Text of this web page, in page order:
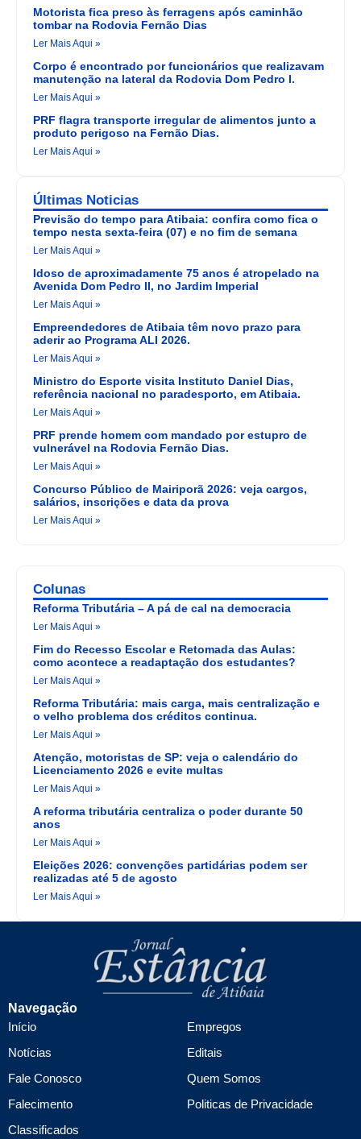
Motorista fica preso às ferragens após caminhão
tombar na Rodovia Fernão Dias
Ler Mais Aqui »
Corpo é encontrado por funcionários que realizavam
manutenção na lateral da Rodovia Dom Pedro I.
Ler Mais Aqui »
PRF flagra transporte irregular de alimentos junto a
produto perigoso na Fernão Dias.
Ler Mais Aqui »
Últimas Noticias
Previsão do tempo para Atibaia: confira como fica o
tempo nesta sexta-feira (07) e no fim de semana
Ler Mais Aqui »
Idoso de aproximadamente 75 anos é atropelado na
Avenida Dom Pedro II, no Jardim Imperial
Ler Mais Aqui »
Empreendedores de Atibaia têm novo prazo para
aderir ao Programa ALI 2026.
Ler Mais Aqui »
Ministro do Esporte visita Instituto Daniel Dias,
referência nacional no paradesporto, em Atibaia.
Ler Mais Aqui »
PRF prende homem com mandado por estupro de
vulnerável na Rodovia Fernão Dias.
Ler Mais Aqui »
Concurso Público de Mairiporã 2026: veja cargos,
salários, inscrições e data da prova
Ler Mais Aqui »
Colunas
Reforma Tributária – A pá de cal na democracia
Ler Mais Aqui »
Fim do Recesso Escolar e Retomada das Aulas:
como acontece a readaptação dos estudantes?
Ler Mais Aqui »
Reforma Tributária: mais carga, mais centralização e
o velho problema dos créditos continua.
Ler Mais Aqui »
Atenção, motoristas de SP: veja o calendário do
Licenciamento 2026 e evite multas
Ler Mais Aqui »
A reforma tributária centraliza o poder durante 50
anos
Ler Mais Aqui »
Eleições 2026: convenções partidárias podem ser
realizadas até 5 de agosto
Ler Mais Aqui »
Navegação
Início
Notícias
Fale Conosco
Falecimento
Classificados
Empregos
Editais
Quem Somos
Politicas de Privacidade